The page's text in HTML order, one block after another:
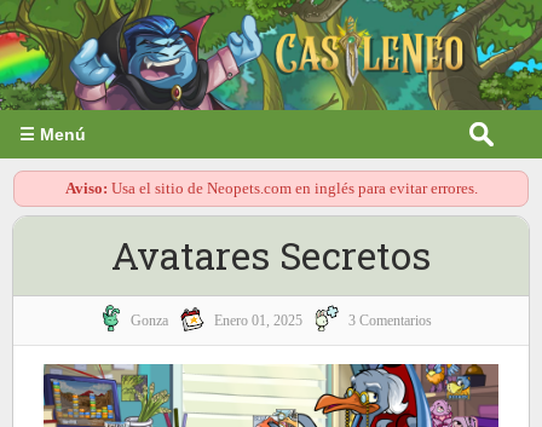
☰ Menú
Aviso: Usa el sitio de Neopets.com en inglés para evitar errores.
Avatares Secretos
Gonza Enero 01, 2025 3 Comentarios